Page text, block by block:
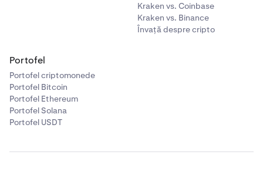
Kraken vs. Coinbase
Kraken vs. Binance
Învață despre cripto
Portofel
Portofel criptomonede
Portofel Bitcoin
Portofel Ethereum
Portofel Solana
Portofel USDT